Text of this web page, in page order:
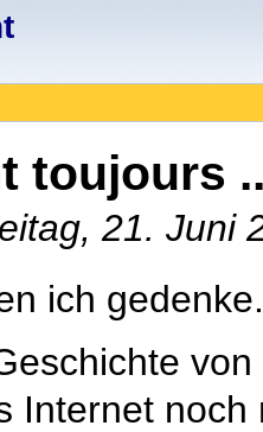
toujours
21. Juni
ich
von
Internet noch